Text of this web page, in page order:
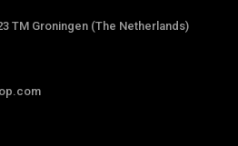
TM Groningen (The Netherlands)